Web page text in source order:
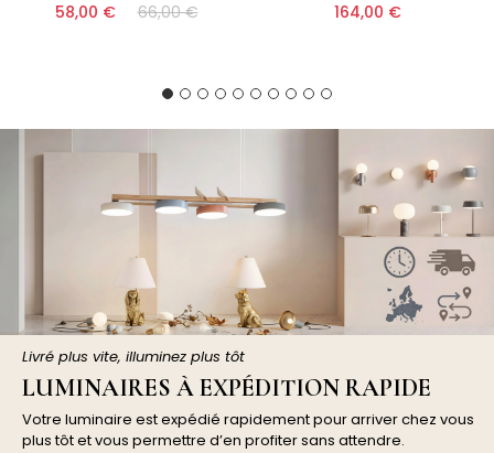
58,00 € 66,00 € 164,00 €
Livré plus vite, illuminez plus tôt
LUMINAIRES À EXPÉDITION RAPIDE
Votre luminaire est expédié rapidement pour arriver chez vous
plus tôt et vous permettre d’en profiter sans attendre.